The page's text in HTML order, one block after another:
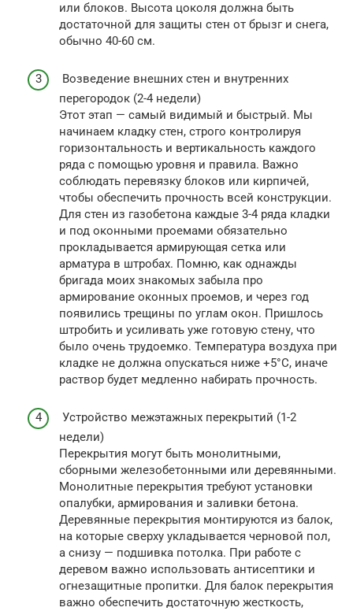
или блоков. Высота цоколя должна быть
достаточной для защиты стен от брызг и снега,
обычно 40-60 см.
Возведение внешних стен и внутренних
перегородок (2-4 недели)
Этот этап — самый видимый и быстрый. Мы
начинаем кладку стен, строго контролируя
горизонтальность и вертикальность каждого
ряда с помощью уровня и правила. Важно
соблюдать перевязку блоков или кирпичей,
чтобы обеспечить прочность всей конструкции.
Для стен из газобетона каждые 3-4 ряда кладки
и под оконными проемами обязательно
прокладывается армирующая сетка или
арматура в штробах. Помню, как однажды
бригада моих знакомых забыла про
армирование оконных проемов, и через год
появились трещины по углам окон. Пришлось
штробить и усиливать уже готовую стену, что
было очень трудоемко. Температура воздуха при
кладке не должна опускаться ниже +5°C, иначе
раствор будет медленно набирать прочность.
Устройство межэтажных перекрытий (1-2
недели)
Перекрытия могут быть монолитными,
сборными железобетонными или деревянными.
Монолитные перекрытия требуют установки
опалубки, армирования и заливки бетона.
Деревянные перекрытия монтируются из балок,
на которые сверху укладывается черновой пол,
а снизу — подшивка потолка. При работе с
деревом важно использовать антисептики и
огнезащитные пропитки. Для балок перекрытия
важно обеспечить достаточную жесткость,